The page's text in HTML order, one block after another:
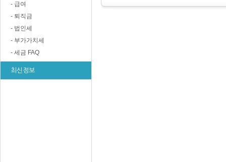
- 급여
- 퇴직금
- 법인세
- 부가가치세
- 세금 FAQ
최신정보